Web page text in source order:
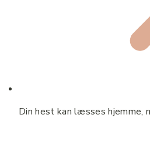
Din hest kan læsses hjemme,